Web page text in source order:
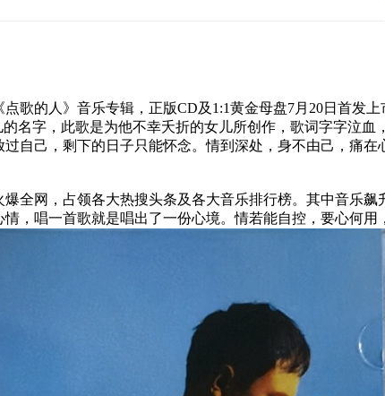
歌的人》音乐专辑，正版CD及1:1黄金母盘7月20日首发
名字，此歌是为他不幸夭折的女儿所创作，歌词字字泣
自己，剩下的日子只能怀念。情到深处，身不由己，痛
全网，占领各大热搜头条及各大音乐排行榜。其中音乐
，唱一首歌就是唱出了一份心境。情若能自控，要心何